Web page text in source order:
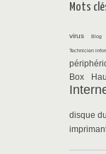
Mots
virus Blog
Technicien
Box
disque